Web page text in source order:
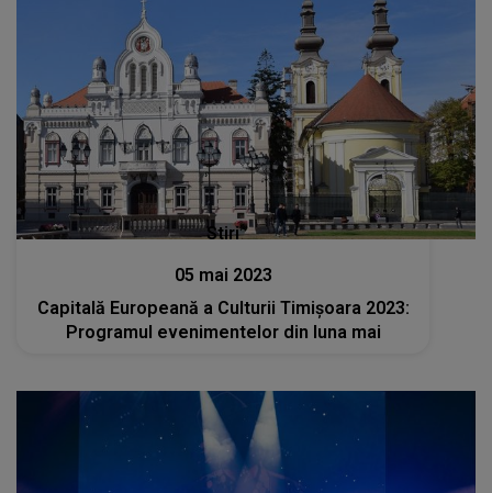
Stiri
05 mai 2023
Capitală Europeană a Culturii Timișoara 2023:
Programul evenimentelor din luna mai